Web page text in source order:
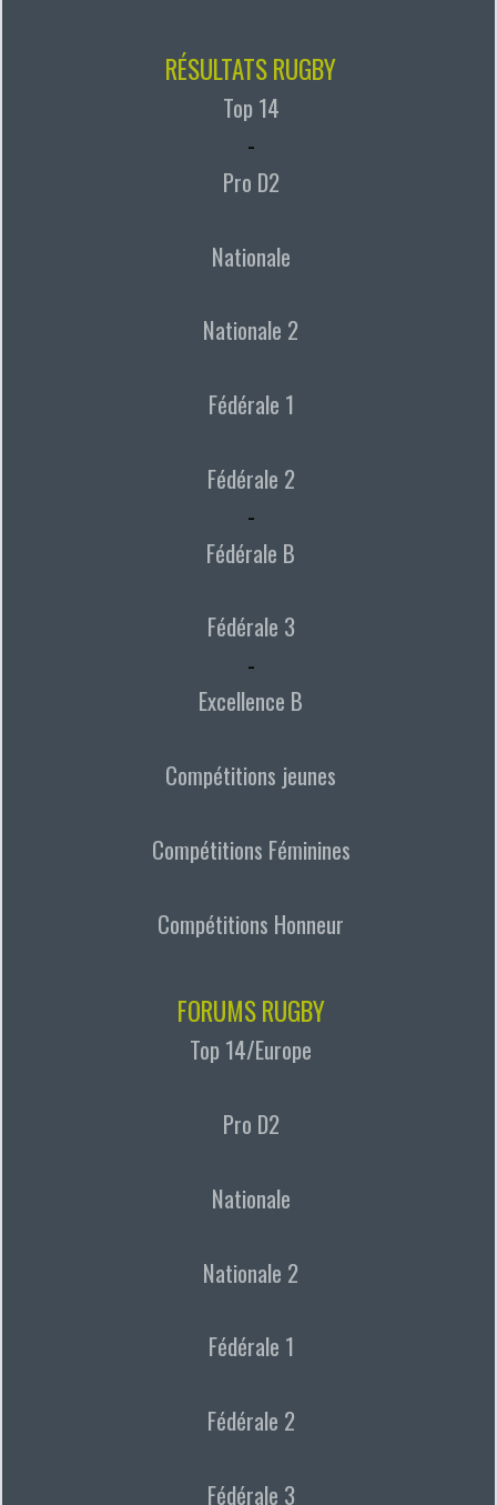
RÉSULTATS RUGBY
Top 14
-
Pro D2
Nationale
Nationale 2
Fédérale 1
Fédérale 2
-
Fédérale B
Fédérale 3
-
Excellence B
Compétitions jeunes
Compétitions Féminines
Compétitions Honneur
FORUMS RUGBY
Top 14/Europe
Pro D2
Nationale
Nationale 2
Fédérale 1
Fédérale 2
Fédérale 3